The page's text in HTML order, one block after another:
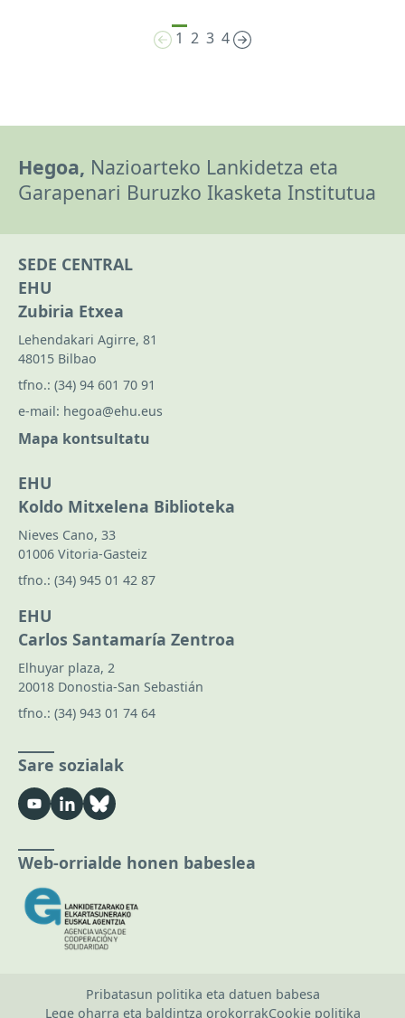
1 2 3 4
Hegoa, Nazioarteko Lankidetza eta
Garapenari Buruzko Ikasketa Institutua
SEDE CENTRAL
EHU
Zubiria Etxea
Lehendakari Agirre, 81
48015 Bilbao
tfno.: (34) 94 601 70 91
e-mail: hegoa@ehu.eus
Mapa kontsultatu
EHU
Koldo Mitxelena Biblioteka
Nieves Cano, 33
01006 Vitoria-Gasteiz
tfno.: (34) 945 01 42 87
EHU
Carlos Santamaría Zentroa
Elhuyar plaza, 2
20018 Donostia-San Sebastián
tfno.: (34) 943 01 74 64
Sare sozialak
Web-orrialde honen babeslea
Pribatasun politika eta datuen babesa
Lege oharra eta baldintza orokorrakCookie politika